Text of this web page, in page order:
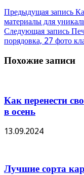
Предыдущая запись
материалы для
Следующая запись
порядовка, 27 фото
Похожие записи
Как перенести
в осень
13.09.2024
Лучшие сорта